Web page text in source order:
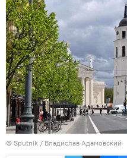
© Sputnik / Владислав Адамовский